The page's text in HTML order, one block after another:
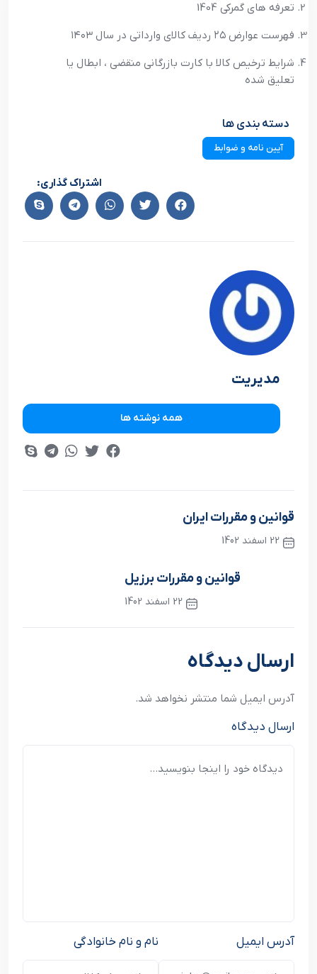
تعرفه های گمرکی 1404
فهرست عوارض ۲۵ ردیف کالای وارداتی در سال ۱۴۰۳
شرایط ترخیص کالا با کارت بازرگانی منقضی ، ابطال یا
تعلیق شده
دسته بندی ها
آیین نامه و ضوابط
اشتراک گذاری:
مدیریت
همه نوشته ها
قوانین و مقررات ایران
22 اسفند 1402
قوانین و مقررات برزیل
22 اسفند 1402
نوشته بعدی
ارسال دیدگاه
آدرس ایمیل شما منتشر نخواهد شد.
ارسال دیدگاه
نام و نام خانوادگی آدرس ایمیل